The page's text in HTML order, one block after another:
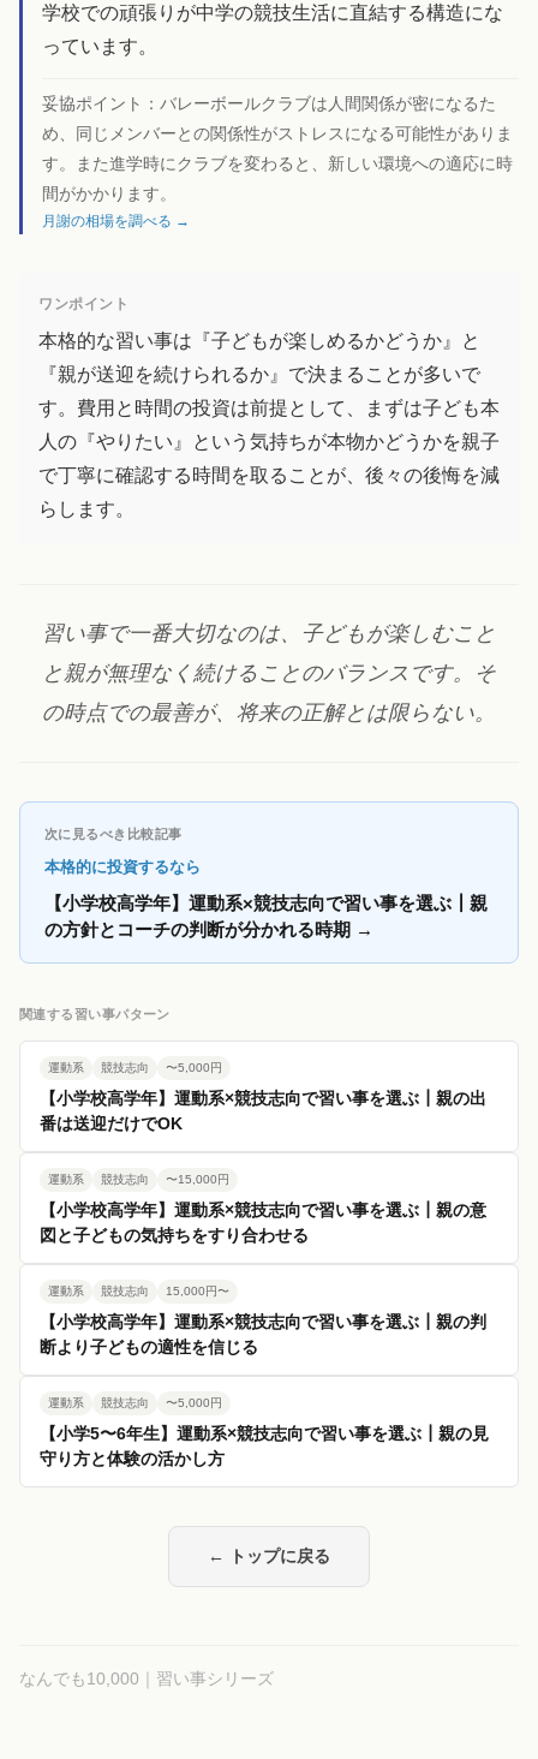
学校での頑張りが中学の競技生活に直結する構造にな
っています。
妥協ポイント： バレーボールクラブは人間関係が密になるた
め、同じメンバーとの関係性がストレスになる可能性がありま
す。また進学時にクラブを変わると、新しい環境への適応に時
間がかかります。
月謝の相場を調べる →
ワンポイント
本格的な習い事は『子どもが楽しめるかどうか』と
『親が送迎を続けられるか』で決まることが多いで
す。費用と時間の投資は前提として、まずは子ども本
人の『やりたい』という気持ちが本物かどうかを親子
で丁寧に確認する時間を取ることが、後々の後悔を減
らします。
習い事で一番大切なのは、子どもが楽しむこと
と親が無理なく続けることのバランスです。そ
の時点での最善が、将来の正解とは限らない。
次に見るべき比較記事
本格的に投資するなら
【小学校高学年】運動系×競技志向で習い事を選ぶ┃親
の方針とコーチの判断が分かれる時期 →
関連する習い事パターン
運動系 競技志向 〜5,000円
【小学校高学年】運動系×競技志向で習い事を選ぶ┃親の出
番は送迎だけでOK
運動系 競技志向 〜15,000円
【小学校高学年】運動系×競技志向で習い事を選ぶ┃親の意
図と子どもの気持ちをすり合わせる
運動系 競技志向 15,000円〜
【小学校高学年】運動系×競技志向で習い事を選ぶ┃親の判
断より子どもの適性を信じる
運動系 競技志向 〜5,000円
【小学5〜6年生】運動系×競技志向で習い事を選ぶ┃親の見
守り方と体験の活かし方
← トップに戻る
なんでも10,000｜習い事シリーズ